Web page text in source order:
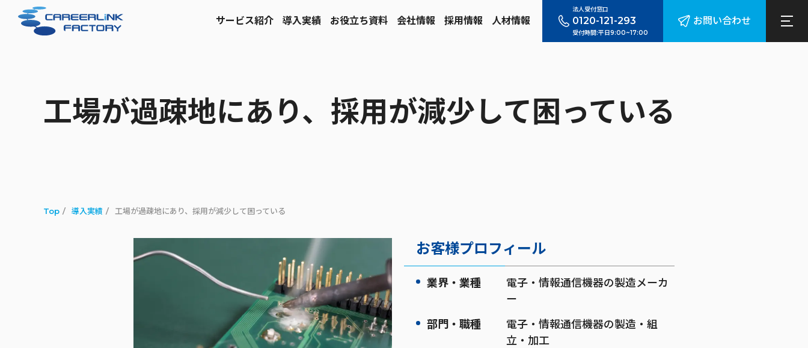
サービス紹介 導入実績 お役立ち資料 会社情報 採用情報 人材情報
法人受付窓口
0120-121-293
受付時間:平日9:00~17:00
お問い合わせ
工場が過疎地にあり、採用が減少して困っている
Top 導入実績 工場が過疎地にあり、採用が減少して困っている
お客様プロフィール
業界・業種
電子・情報通信機器の製造メーカ
ー
部門・職種
電子・情報通信機器の製造・組
立・加工